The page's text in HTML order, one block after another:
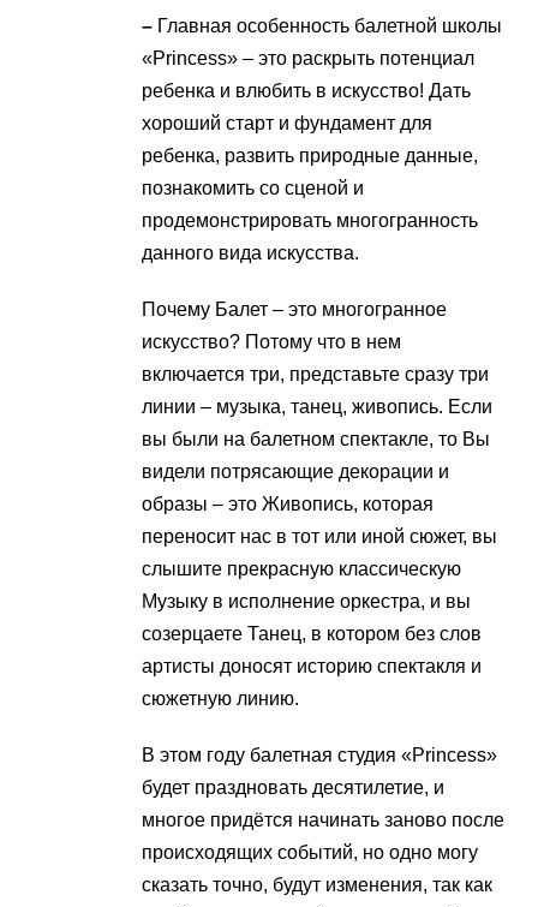
– Главная особенность балетной школы
«Princess» – это раскрыть потенциал
ребенка и влюбить в искусство! Дать
хороший старт и фундамент для
ребенка, развить природные данные,
познакомить со сценой и
продемонстрировать многогранность
данного вида искусства.
Почему Балет – это многогранное
искусство? Потому что в нем
включается три, представьте сразу три
линии – музыка, танец, живопись. Если
вы были на балетном спектакле, то Вы
видели потрясающие декорации и
образы – это Живопись, которая
переносит нас в тот или иной сюжет, вы
слышите прекрасную классическую
Музыку в исполнение оркестра, и вы
созерцаете Танец, в котором без слов
артисты доносят историю спектакля и
сюжетную линию.
В этом году балетная студия «Princess»
будет праздновать десятилетие, и
многое придётся начинать заново после
происходящих событий, но одно могу
сказать точно, будут изменения, так как